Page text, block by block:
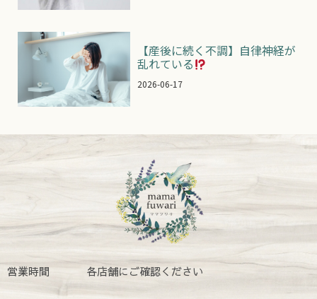
【産後に続く不調】自律神経が
乱れている
2026-06-17
営業時間 各店舗にご確認ください